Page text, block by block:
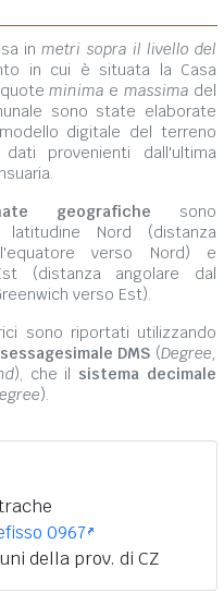
inmetri sopra il livello del
in cui è situata la Casa
minima e massima del
sono state elaborate
digitale del terreno
provenienti dall'ultima
geografiche sono
Nord (distanza
verso Nord) e
(distanza angolare dal
verso Est).
sono riportati utilizzando
DMS (Degree,
), che il sistema decimale
).
0967
della prov. di CZ